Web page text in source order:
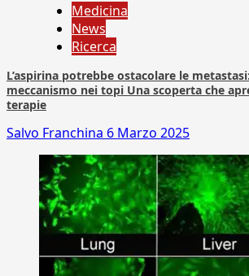
Medicina
News
Ricerca
L’aspirina potrebbe ostacolare le
meccanismo nei topi Una scoperta che
terapie
Salvo Franchina 6 Marzo 2025